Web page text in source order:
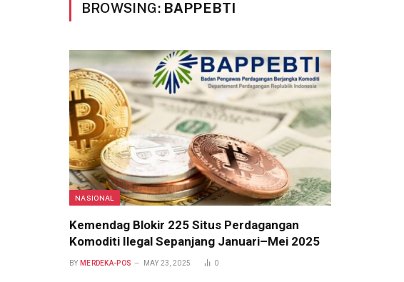
BROWSING: BAPPEBTI
NASIONAL
Kemendag Blokir 225 Situs Perdagangan
Komoditi Ilegal Sepanjang Januari–Mei 2025
BY MERDEKA-POS MAY 23, 2025 0